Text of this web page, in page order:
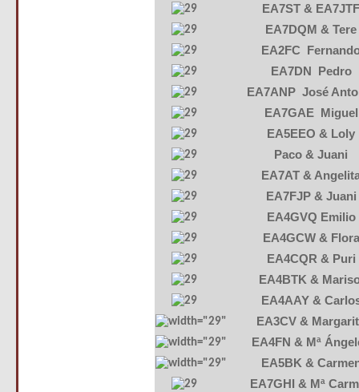
EA7ST &
EA7DQM & Tere
EA2FC
EA7DN Pedro
EA7ANP José
EA7GAE Miguel
EA5EEO & Loly
Paco & Juani
EA7AT &
EA7FJP & Juani
EA4GVQ Emilio
EA4GCW & Flora
EA4CQR & Puri
EA4BTK &
EA4AAY &
EA3CV &
EA4FN & Mª
EA5BK &
EA7GHI & Mª